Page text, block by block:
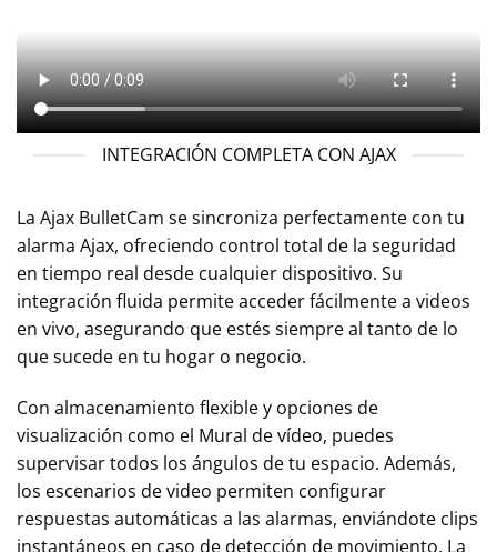
INTEGRACIÓN COMPLETA CON AJAX
La Ajax BulletCam se sincroniza perfectamente con tu
alarma Ajax, ofreciendo control total de la seguridad
en tiempo real desde cualquier dispositivo. Su
integración fluida permite acceder fácilmente a videos
en vivo, asegurando que estés siempre al tanto de lo
que sucede en tu hogar o negocio.
Con almacenamiento flexible y opciones de
visualización como el Mural de vídeo, puedes
supervisar todos los ángulos de tu espacio. Además,
los escenarios de video permiten configurar
respuestas automáticas a las alarmas, enviándote clips
instantáneos en caso de detección de movimiento. La